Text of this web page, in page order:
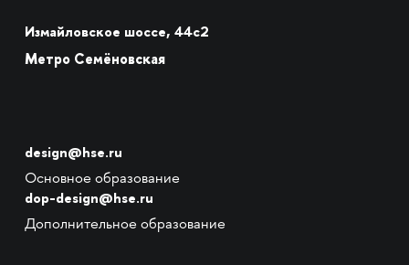
Измайловское шоссе, 44с2
Метро Семёновская
design@hse.ru
Основное образование
dop-design@hse.ru
Дополнительное образование